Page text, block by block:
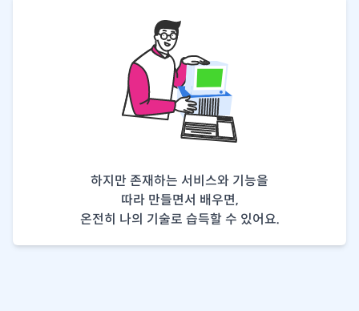
하지만 존재하는 서비스와 기능을
따라 만들면서 배우면,
온전히 나의 기술로 습득할 수 있어요.